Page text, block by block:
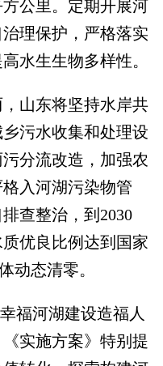
公里。定期开展河
理保护，严格落实
水生生物多样性。
山东将坚持水岸共
污水收集和处理设
分流改造，加强农
入河湖污染物管
查整治，到2030
优良比例达到国家
动态清零。
福河湖建设造福人
实施方案》特别提